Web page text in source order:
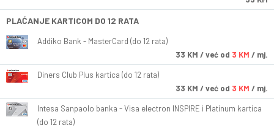
PLAĆANJE KARTICOM DO 12 RATA
Addiko Bank - MasterCard (do 12 rata)
33 KM / već od 3 KM / mj.
Diners Club Plus kartica (do 12 rata)
33 KM / već od 3 KM / mj.
Intesa Sanpaolo banka - Visa electron INSPIRE i Platinum kartica
(do 12 rata)